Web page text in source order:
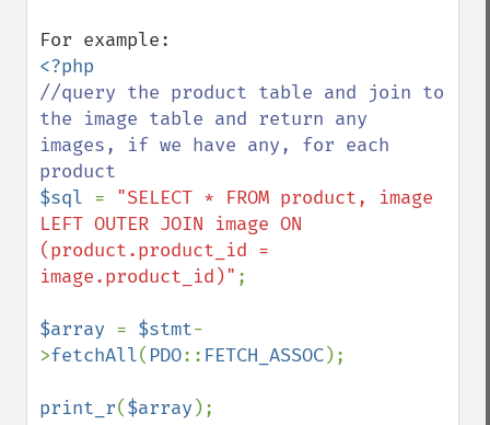
//query the product table and join to
the image table and return any
images, if we have any, for each
$sql = "SELECT * FROM product, image
LEFT OUTER JOIN image ON
(product.product_id =
image.product_id)" ;
$array = $stmt-
>fetchAll( PDO:: FETCH_ASSOC);
print_r($array